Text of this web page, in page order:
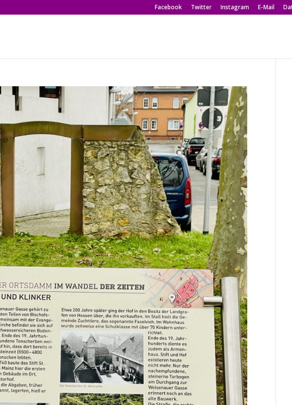
Facebook Twitter Instagram E-Mail